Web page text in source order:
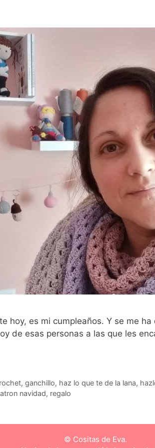
hoy, es mi cumpleaños. Y se me
de esas personas a las que les
, ganchillo, haz lo que te de la lana,
navidad, regalo
© Cositas de Eva.